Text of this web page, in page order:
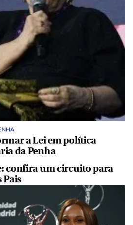
a Lei em política
da Penha
confira um circuito para
Pais